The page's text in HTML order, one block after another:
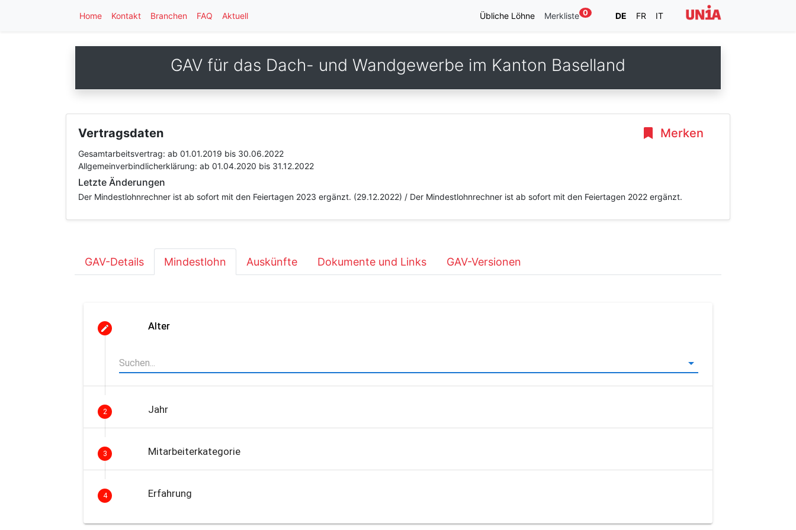
Home Kontakt Branchen FAQ Aktuell Übliche Löhne Merkliste 0 DE FR IT
GAV für das Dach- und Wandgewerbe im Kanton Baselland
Merken
Vertragsdaten
Gesamtarbeitsvertrag: ab 01.01.2019 bis 30.06.2022
Allgemeinverbindlicherklärung: ab 01.04.2020 bis 31.12.2022
Letzte Änderungen
Der Mindestlohnrechner ist ab sofort mit den Feiertagen 2023 ergänzt. (29.12.2022) / Der Mindestlohnrechner ist ab sofort mit den Feiertagen 2022 ergänzt.
GAV-Details Mindestlohn Auskünfte Dokumente und Links GAV-Versionen
Alter
2 Jahr
3 Mitarbeiterkategorie
4 Erfahrung